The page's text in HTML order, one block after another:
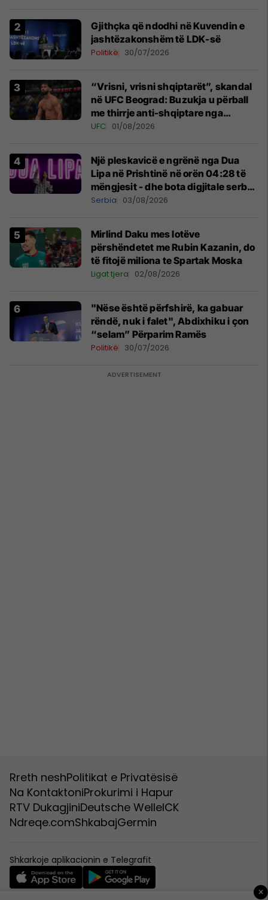
Gjithçka që ndodhi në Kuvendin e
jashtëzakonshëm të LDK-së
Politikë 30/07/2026
“Vrisni, vrisni shqiptarët”, skandal
në UFC Beograd: Buzukja u përball
me thirrje anti-shqiptare nga
tribunat
UFC 01/08/2026
Një pleskavicë e ngrënë nga Dua
Lipa në Prishtinë në orën 04:28 të
mëngjesit - dhe bota digjitale serbe
shpall gjendjen e luftës
Serbia 03/08/2026
Mirlind Daku mes lotëve
përshëndetet me Rubin Kazanin, do
të fitojë miliona te Spartak Moska
Ligat tjera 02/08/2026
"Nëse është përfshirë, ka gabuar
rëndë, nuk i falet", Abdixhiku i çon
“selam” Përparim Ramës
Politikë 30/07/2026
Rreth neshPolitikat e Privatësisë
Na KontaktoniProkurimi i Hapur
RTV DukagjiniDeutsche WelleICK
Ndreqe.comShkabajGermin
Shkarkoje aplikacionin e Telegrafit
×